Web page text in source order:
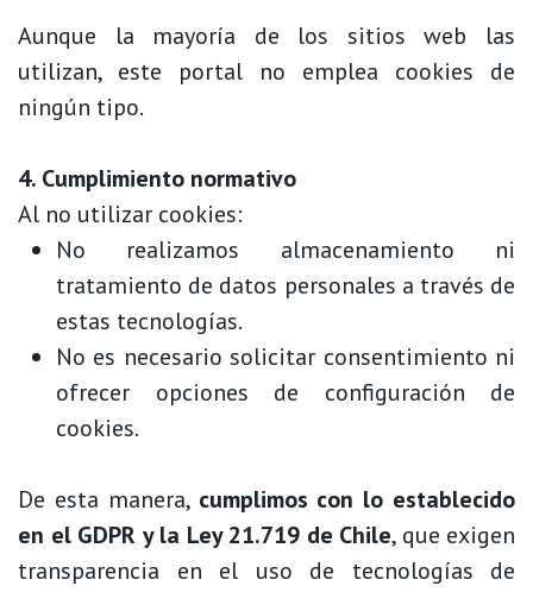
Aunque la mayoría de los sitios web las
utilizan, este portal no emplea cookies de
ningún tipo.
4. Cumplimiento normativo
Al no utilizar cookies:
No realizamos almacenamiento ni
tratamiento de datos personales a través de
estas tecnologías.
No es necesario solicitar consentimiento ni
ofrecer opciones de configuración de
cookies.
De esta manera, cumplimos con lo establecido
en el GDPR y la Ley 21.719 de Chile, que exigen
transparencia en el uso de tecnologías de